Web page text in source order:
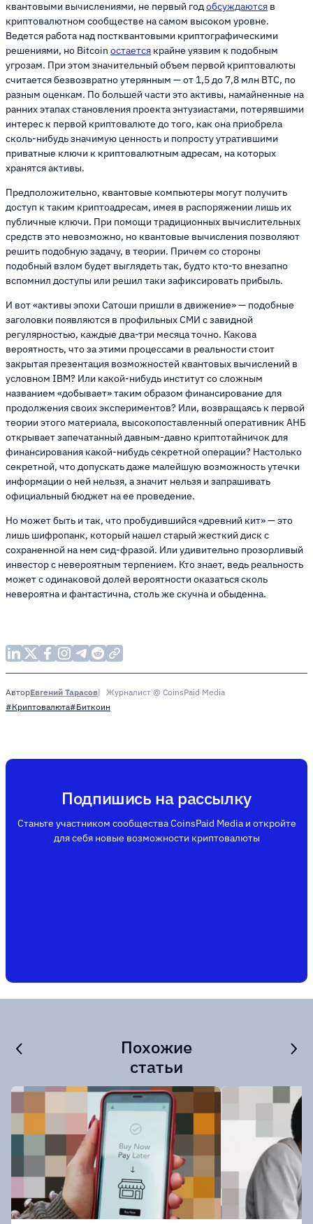
квантовыми вычислениями, не первый годобсуждаются в
криптовалютном сообществе на самом высоком уровне.
Ведется работа над постквантовыми криптографическими
решениями, но Bitcoin остается крайне уязвим к подобным
угрозам. При этом значительный объем первой криптовалюты
считается безвозвратно утерянным — от 1,5 до 7,8 млн BTC, по
разным оценкам. По большей части это активы, намайненные на
ранних этапах становления проекта энтузиастами, потерявшими
интерес к первой криптовалюте до того, как она приобрела
сколь-нибудь значимую ценность и попросту утратившими
приватные ключи к криптовалютным адресам, на которых
хранятся активы.
Предположительно, квантовые компьютеры могут получить
доступ к таким криптоадресам, имея в распоряжении лишь их
публичные ключи. При помощи традиционных вычислительных
средств это невозможно, но квантовые вычисления позволяют
решить подобную задачу, в теории. Причем со стороны
подобный взлом будет выглядеть так, будто кто-то внезапно
вспомнил доступы или решил таки зафиксировать прибыль.
И вот «активы эпохи Сатоши пришли в движение» — подобные
заголовки появляются в профильных СМИ с завидной
регулярностью, каждые два-три месяца точно. Какова
вероятность, что за этими процессами в реальности стоит
закрытая презентация возможностей квантовых вычислений в
условном IBM? Или какой-нибудь институт со сложным
названием «добывает» таким образом финансирование для
продолжения своих экспериментов? Или, возвращаясь к первой
теории этого материала, высокопоставленный оперативник АНБ
открывает запечатанный давным-давно криптотайничок для
финансирования какой-нибудь секретной операции? Настолько
секретной, что допускать даже малейшую возможность утечки
информации о ней нельзя, а значит нельзя и запрашивать
официальный бюджет на ее проведение.
Но может быть и так, что пробудившийся «древний кит» — это
лишь шифропанк, который нашел старый жесткий диск с
сохраненной на нем сид-фразой. Или удивительно прозорливый
инвестор с невероятным терпением. Кто знает, ведь реальность
может с одинаковой долей вероятности оказаться сколь
невероятна и фантастична, столь же скучна и обыденна.
АвторЕвгений Тарасов
Журналист @ CoinsPaid Media
#Криптовалюта#Биткоин
Подпишись на рассылку
Станьте участником сообщества CoinsPaid Media и откройте
для себя новые возможности криптовалюты
Похожие
статьи